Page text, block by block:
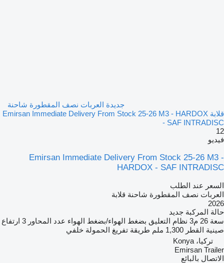
جديدة العربات نصف المقطورة شاحنة
قلابة Emirsan Immediate Delivery From Stock 25-26 M3 - HARDOX
- SAF INTRADISC
12
فيديو
Emirsan Immediate Delivery From Stock 25-26 M3 -
HARDOX - SAF INTRADISC
السعر عند الطلب
العربات نصف المقطورة شاحنة قلابة
2026
حالة المركبة جديد
سعة 26 م3 نظام التعليق بضغط الهواء/بضغط الهواء عدد المحاور 3 ارتفاع
صينية القطر 1,300 ملم طريقة تفريغ الحمولة خلفي
تركيا، Konya
Emirsan Trailer
الاتصال بالبائع